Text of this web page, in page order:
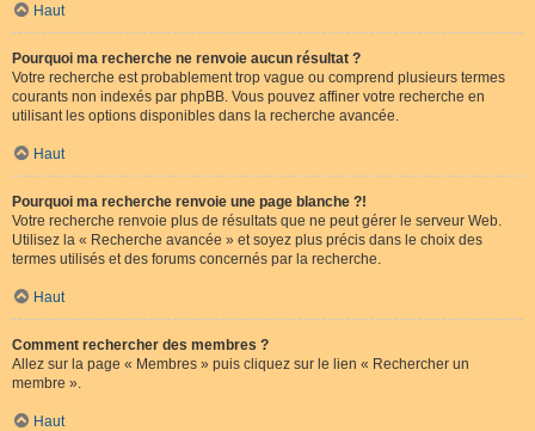
Haut
Pourquoi ma recherche ne renvoie aucun résultat ?
Votre recherche est probablement trop vague ou comprend plusieurs termes
courants non indexés par phpBB. Vous pouvez affiner votre recherche en
utilisant les options disponibles dans la recherche avancée.
Haut
Pourquoi ma recherche renvoie une page blanche ?!
Votre recherche renvoie plus de résultats que ne peut gérer le serveur Web.
Utilisez la « Recherche avancée » et soyez plus précis dans le choix des
termes utilisés et des forums concernés par la recherche.
Haut
Comment rechercher des membres ?
Allez sur la page « Membres » puis cliquez sur le lien « Rechercher un
membre ».
Haut